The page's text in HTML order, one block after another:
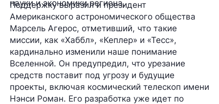
науки и экономики региона.
Поддержку выразил и президент
Американского астрономического общества
Марсель Агерос, отметивший, что такие
миссии, как «Хаббл», «Кеплер» и «Тесс»,
кардинально изменили наше понимание
Вселенной. Он предупредил, что урезание
средств поставит под угрозу и будущие
проекты, включая космический телескоп имени
Нэнси Роман. Его разработка уже идет по